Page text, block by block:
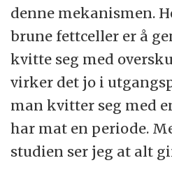
denne mekanismen.
brune fettceller er å
kvitte seg med
virker det jo i
man kvitter seg med
har mat en periode.
studien ser jeg at alt